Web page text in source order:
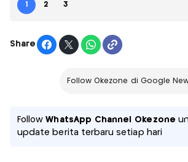
1 2 3
Share
Follow Okezone di Google
FollowWhatsApp Channel Okezone
update berita terbaru setiap hari